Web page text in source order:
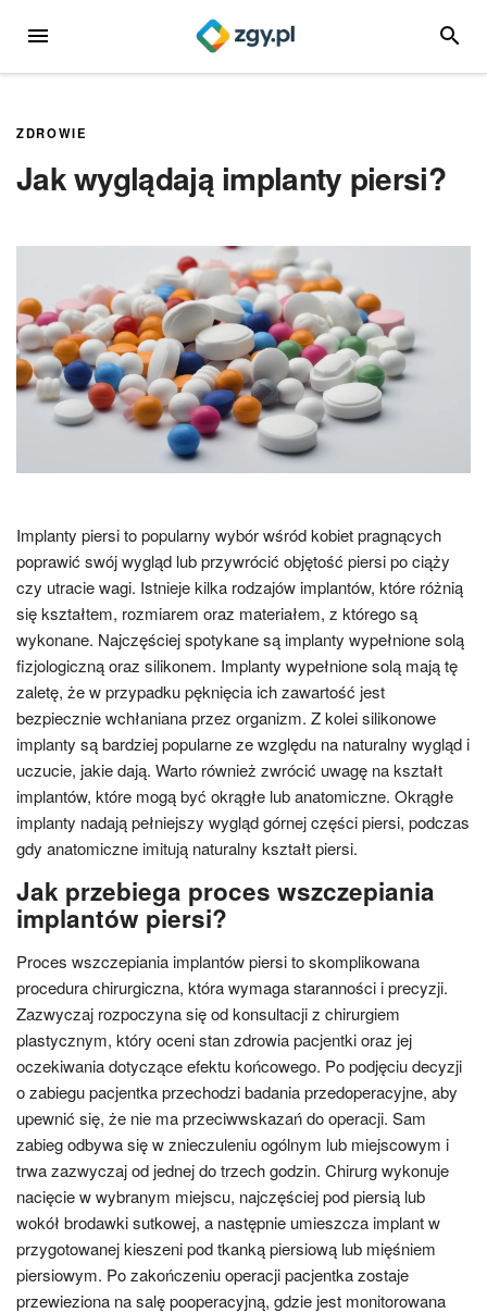
MENU
ZDROWIE
Jak wyglądają implanty piersi?
Implanty piersi to popularny wybór wśród kobiet pragnących
poprawić swój wygląd lub przywrócić objętość piersi po ciąży
czy utracie wagi. Istnieje kilka rodzajów implantów, które różnią
się kształtem, rozmiarem oraz materiałem, z którego są
wykonane. Najczęściej spotykane są implanty wypełnione solą
fizjologiczną oraz silikonem. Implanty wypełnione solą mają tę
zaletę, że w przypadku pęknięcia ich zawartość jest
bezpiecznie wchłaniana przez organizm. Z kolei silikonowe
implanty są bardziej popularne ze względu na naturalny wygląd i
uczucie, jakie dają. Warto również zwrócić uwagę na kształt
implantów, które mogą być okrągłe lub anatomiczne. Okrągłe
implanty nadają pełniejszy wygląd górnej części piersi, podczas
gdy anatomiczne imitują naturalny kształt piersi.
Jak przebiega proces wszczepiania
implantów piersi?
Proces wszczepiania implantów piersi to skomplikowana
procedura chirurgiczna, która wymaga staranności i precyzji.
Zazwyczaj rozpoczyna się od konsultacji z chirurgiem
plastycznym, który oceni stan zdrowia pacjentki oraz jej
oczekiwania dotyczące efektu końcowego. Po podjęciu decyzji
o zabiegu pacjentka przechodzi badania przedoperacyjne, aby
upewnić się, że nie ma przeciwwskazań do operacji. Sam
zabieg odbywa się w znieczuleniu ogólnym lub miejscowym i
trwa zazwyczaj od jednej do trzech godzin. Chirurg wykonuje
nacięcie w wybranym miejscu, najczęściej pod piersią lub
wokół brodawki sutkowej, a następnie umieszcza implant w
przygotowanej kieszeni pod tkanką piersiową lub mięśniem
piersiowym. Po zakończeniu operacji pacjentka zostaje
przewieziona na salę pooperacyjną, gdzie jest monitorowana